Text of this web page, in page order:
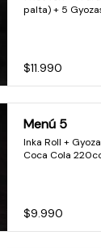
palta) + 5
$11.990
Menú 5
Inka Roll +
Coca Cola
$9.990